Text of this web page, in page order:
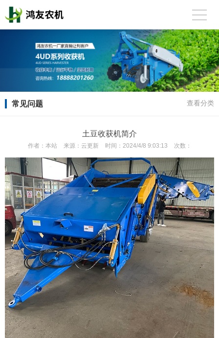
常见问题 查看分类
土豆收获机简介
作者： 本站 来源： 云更新 时间： 2024/4/8 9:03:13 次数：